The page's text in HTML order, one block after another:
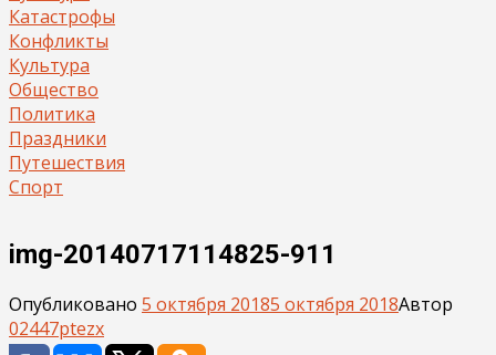
Катастрофы
Конфликты
Культура
Общество
Политика
Праздники
Путешествия
Спорт
img-20140717114825-911
Опубликовано 5 октября 20185 октября 2018Автор
02447ptezx